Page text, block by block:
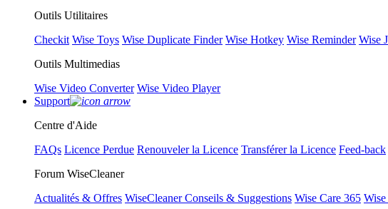
Outils Utilitaires
Checkit Wise Toys Wise Duplicate Finder Wise Hotkey Wise Reminder Wise
Outils Multimedias
Wise Video Converter Wise Video Player
Support
Centre d'Aide
FAQs Licence Perdue Renouveler la Licence Transférer la Licence Feed-back
Forum WiseCleaner
Actualités & Offres WiseCleaner Conseils & Suggestions Wise Care 365